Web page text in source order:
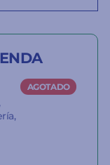
AGOTADO